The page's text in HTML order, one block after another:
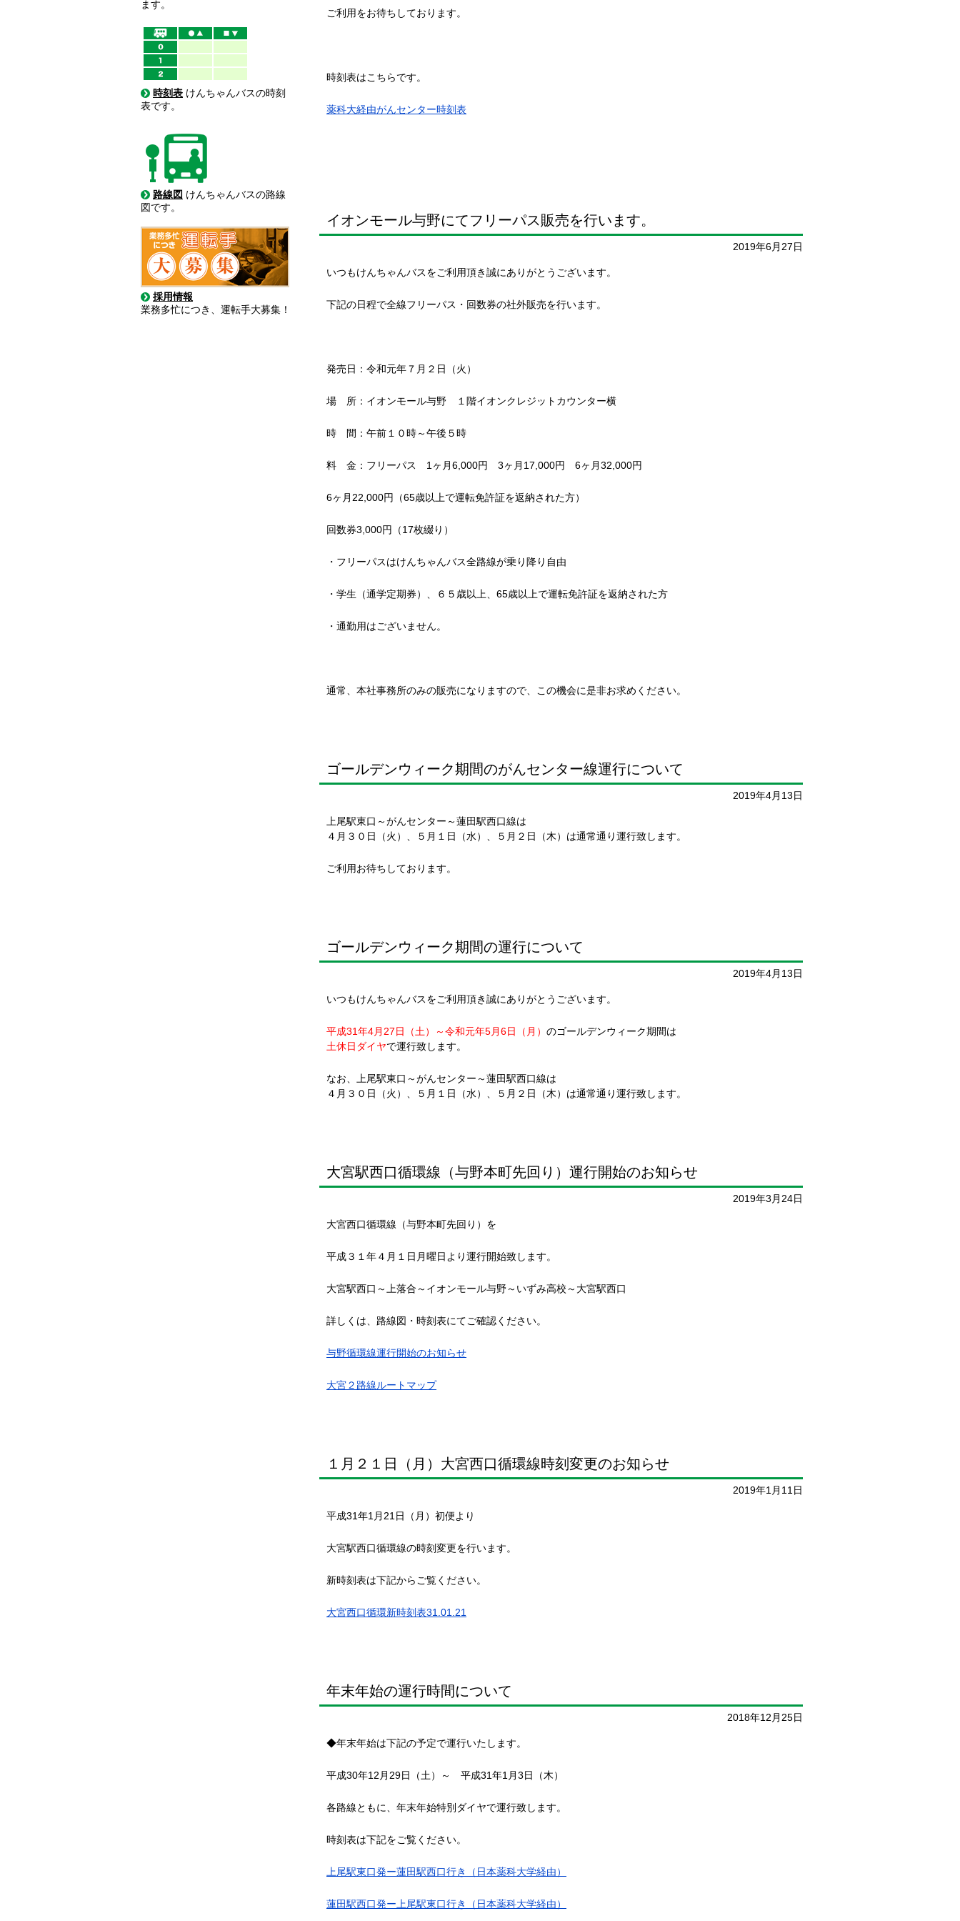
ご利用をお待ちしております。
時刻表はこちらです。
薬科大経由がんセンター時刻表
イオンモール与野にてフリーパス販売を行います。
2019年6月27日
いつもけんちゃんバスをご利用頂き誠にありがとうございます。
下記の日程で全線フリーパス・回数券の社外販売を行います。
発売日：令和元年７月２日（火）
場 所：イオンモール与野 １階イオンクレジットカウンター横
時 間：午前１０時～午後５時
料 金：フリーパス 1ヶ月6,000円 3ヶ月17,000円 6ヶ月32,000円
6ヶ月22,000円（65歳以上で運転免許証を返納された方）
回数券3,000円（17枚綴り）
・フリーパスはけんちゃんバス全路線が乗り降り自由
・学生（通学定期券）、６５歳以上、65歳以上で運転免許証を返納された方
・通勤用はございません。
通常、本社事務所のみの販売になりますので、この機会に是非お求めください。
ゴールデンウィーク期間のがんセンター線運行について
2019年4月13日
上尾駅東口～がんセンター～蓮田駅西口線は
４月３０日（火）、５月１日（水）、５月２日（木）は通常通り運行致します。
ご利用お待ちしております。
ゴールデンウィーク期間の運行について
2019年4月13日
いつもけんちゃんバスをご利用頂き誠にありがとうございます。
平成31年4月27日（土）～令和元年5月6日（月） のゴールデンウィーク期間は
土休日ダイヤで運行致します。
なお、上尾駅東口～がんセンター～蓮田駅西口線は
４月３０日（火）、５月１日（水）、５月２日（木）は通常通り運行致します。
大宮駅西口循環線（与野本町先回り）運行開始のお知らせ
2019年3月24日
大宮西口循環線（与野本町先回り）を
平成３１年４月１日月曜日より運行開始致します。
大宮駅西口～上落合～イオンモール与野～いずみ高校～大宮駅西口
詳しくは、路線図・時刻表にてご確認ください。
与野循環線運行開始のお知らせ
大宮２路線ルートマップ
１月２１日（月）大宮西口循環線時刻変更のお知らせ
2019年1月11日
平成31年1月21日（月）初便より
大宮駅西口循環線の時刻変更を行います。
新時刻表は下記からご覧ください。
大宮西口循環新時刻表31.01.21
年末年始の運行時間について
2018年12月25日
◆年末年始は下記の予定で運行いたします。
平成30年12月29日（土）～ 平成31年1月3日（木）
各路線ともに、年末年始特別ダイヤで運行致します。
時刻表は下記をご覧ください。
上尾駅東口発ー蓮田駅西口行き（日本薬科大学経由）
蓮田駅西口発ー上尾駅東口行き（日本薬科大学経由）
ます。
時刻表 けんちゃんバスの時刻
表です。
路線図 けんちゃんバスの路線
図です。
採用情報
業務多忙につき、運転手大募集！